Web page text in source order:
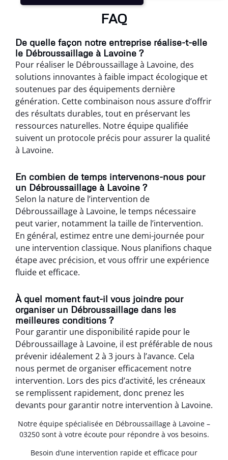
FAQ
De quelle façon notre entreprise réalise-t-elle
le Débroussaillage à Lavoine ?
Pour réaliser le Débroussaillage à Lavoine, des
solutions innovantes à faible impact écologique et
soutenues par des équipements dernière
génération. Cette combinaison nous assure d’offrir
des résultats durables, tout en préservant les
ressources naturelles. Notre équipe qualifiée
suivent un protocole précis pour assurer la qualité
à Lavoine.
En combien de temps intervenons-nous pour
un Débroussaillage à Lavoine ?
Selon la nature de l’intervention de
Débroussaillage à Lavoine, le temps nécessaire
peut varier, notamment la taille de l’intervention.
En général, estimez entre une demi-journée pour
une intervention classique. Nous planifions chaque
étape avec précision, et vous offrir une expérience
fluide et efficace.
À quel moment faut-il vous joindre pour
organiser un Débroussaillage dans les
meilleures conditions ?
Pour garantir une disponibilité rapide pour le
Débroussaillage à Lavoine, il est préférable de nous
prévenir idéalement 2 à 3 jours à l’avance. Cela
nous permet de organiser efficacement notre
intervention. Lors des pics d’activité, les créneaux
se remplissent rapidement, donc prenez les
devants pour garantir notre intervention à Lavoine.
Notre équipe spécialisée en Débroussaillage à Lavoine –
03250 sont à votre écoute pour répondre à vos besoins.
Besoin d’une intervention rapide et efficace pour